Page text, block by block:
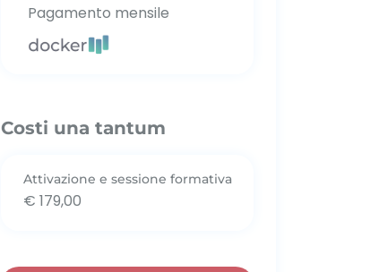
Pagamento mensile
Costi una tantum
Attivazione e sessione formativa
€ 179,00